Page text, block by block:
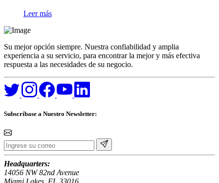
Leer más
Su mejor opción siempre. Nuestra confiabilidad y amplia
experiencia a su servicio, para encontrar la mejor y más efectiva
respuesta a las necesidades de su negocio.
Subscríbase a Nuestro Newsletter:
Headquarters:
14056 NW 82nd Avenue